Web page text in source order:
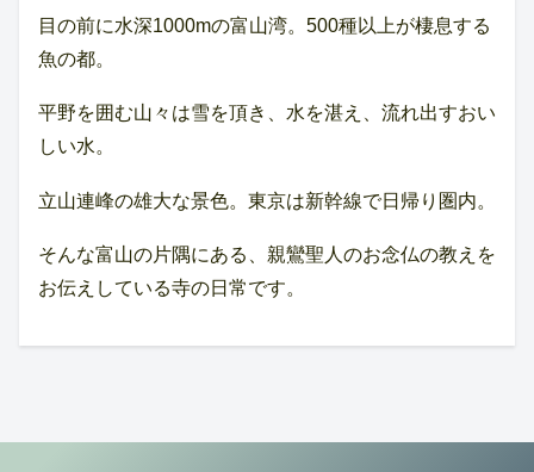
目の前に水深1000mの富山湾。500種以上が棲息する
魚の都。
平野を囲む山々は雪を頂き、水を湛え、流れ出すおい
しい水。
立山連峰の雄大な景色。東京は新幹線で日帰り圏内。
そんな富山の片隅にある、親鸞聖人のお念仏の教えを
お伝えしている寺の日常です。